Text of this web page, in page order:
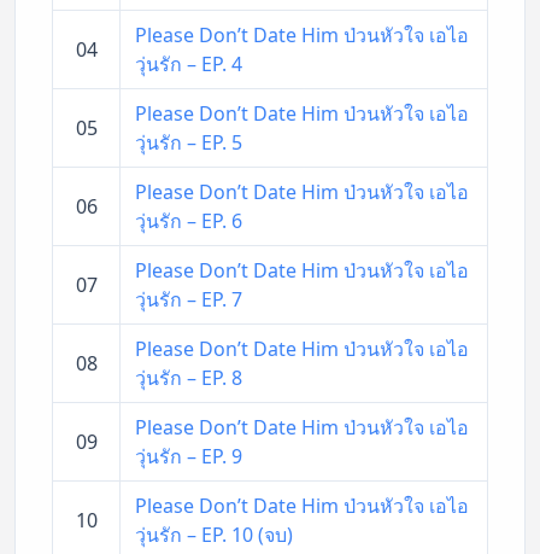
04
Please Don’t Date Him ป่วนหัวใจ เอไอ
วุ่นรัก – EP. 4
05
Please Don’t Date Him ป่วนหัวใจ เอไอ
วุ่นรัก – EP. 5
06
Please Don’t Date Him ป่วนหัวใจ เอไอ
วุ่นรัก – EP. 6
07
Please Don’t Date Him ป่วนหัวใจ เอไอ
วุ่นรัก – EP. 7
08
Please Don’t Date Him ป่วนหัวใจ เอไอ
วุ่นรัก – EP. 8
09
Please Don’t Date Him ป่วนหัวใจ เอไอ
วุ่นรัก – EP. 9
10
Please Don’t Date Him ป่วนหัวใจ เอไอ
วุ่นรัก – EP. 10 (จบ)